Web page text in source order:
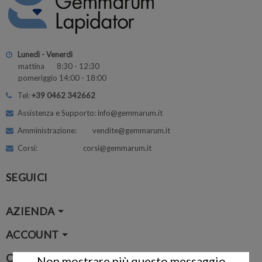
Lunedì - Venerdì
mattina 8:30 - 12:30
pomeriggio 14:00 - 18:00
Tel:+39 0462 342662
Assistenza e Supporto: info@gemmarum.it
Amministrazione: vendite@gemmarum.it
Corsi: corsi@gemmarum.it
SEGUICI
AZIENDA
ACCOUNT
CONTATTI